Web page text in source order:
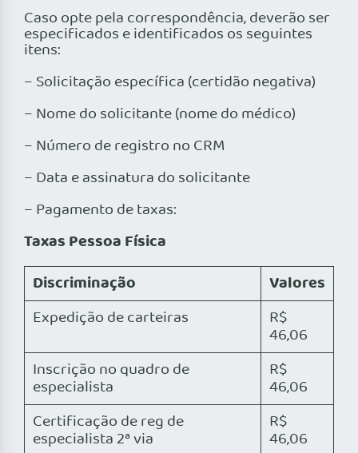
Caso opte pela correspondência, deverão ser
especificados e identificados os seguintes
itens:
– Solicitação específica (certidão negativa)
– Nome do solicitante (nome do médico)
– Número de registro no CRM
– Data e assinatura do solicitante
– Pagamento de taxas:
Taxas Pessoa Física
Discriminação
Valores
Expedição de carteiras R$
46,06
Inscrição no quadro de
especialista
R$
46,06
Certificação de reg de
especialista 2ª via
R$
46,06